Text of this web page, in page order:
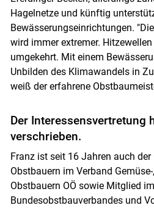
Hagelnetze und künftig
Bewässerungseinrichtungen.
wird immer extremer.
umgekehrt. Mit einem
Unbilden des Klimawandels in
weiß der erfahrene
Der Interessensvertretung
verschrieben.
Franz ist seit 16 Jahren auch der
Obstbauern im Verband
Obstbauern OÖ sowie Mitglied
Bundesobstbauverbandes und